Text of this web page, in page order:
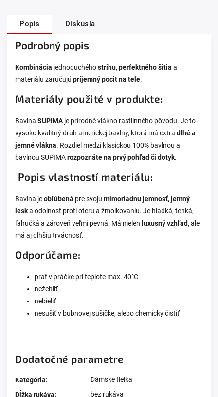
Popis Diskusia
Podrobný popis
Kombinácia jednoduchéhostrihu, perfektného šitia a
materiálu zaručujú príjemný pocit na tele.
Materiály použité v produkte:
Bavlna SUPIMA je prírodné vlákno rastlinného pôvodu. Je to
vysoko kvalitný druh americkej bavlny, ktorá má extra dlhé a
jemné vlákna. Rozdiel medzi klasickou 100% bavlnou a
bavlnou SUPIMArozpoznáte na prvý pohľad či dotyk.
Popis vlastností materiálu:
Bavlna jeobľúbená pre svoju mimoriadnu jemnosť, jemný
leska odolnosť proti oteru a žmolkovaniu. Je hladká, tenká,
ľahučká a zároveň veľmi pevná. Má nielen luxusný vzhľad,ale
má aj dlhšiu trvácnosť.
Odporúčame:
prať v práčke pri teplote max. 40°C
nežehliť
nebieliť
nesušiť v bubnovej sušičke, alebo chemicky čistiť
Dodatočné parametre
Kategória:
Dámske tielka
Dĺžka rukáva: bez rukáva